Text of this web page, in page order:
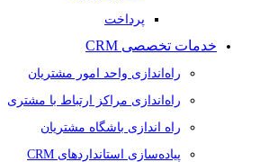
پرداخت
خدمات تخصصی CRM
راه‌اندازی واحد امور مشتریان
راه‌اندازی مراکز ارتباط با مشتری
راه اندازی باشگاه مشتریان
پیاده‌سازی استانداردهای CRM